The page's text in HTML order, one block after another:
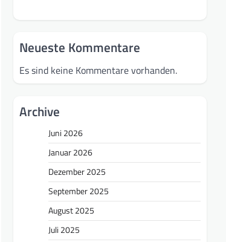
Neueste Kommentare
Es sind keine Kommentare vorhanden.
Archive
Juni 2026
Januar 2026
Dezember 2025
September 2025
August 2025
Juli 2025